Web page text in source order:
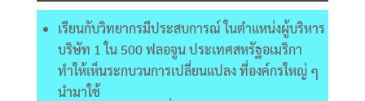
เรียนกับวิทยากรมีประสบการณ์ ในตำแหน่งผู้บริหาร
บริษัท 1 ใน 500 ฟลอจูน ประเทศสหรัฐอเมริกา
ทำให้เห็นระกบวนการเปลี่ยนแปลง ที่องค์กรใหญ่ ๆ
นำมาใช้